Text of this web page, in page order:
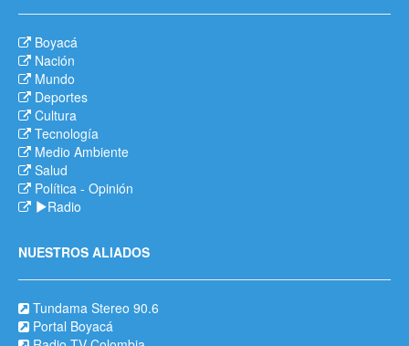
Boyacá
Nación
Mundo
Deportes
Cultura
Tecnología
Medio Ambiente
Salud
Política - Opinión
Radio
NUESTROS ALIADOS
Tundama Stereo 90.6
Portal Boyacá